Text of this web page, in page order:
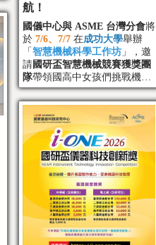
航！
國儀中心與 ASME 台灣分會將
於 7/6、7/7 在成功大學舉辦
「智慧機械科學工作坊 」，邀
請國研盃智慧機械競賽獲獎團
隊帶領國高中女孩們挑戰機器
人設計與製作。